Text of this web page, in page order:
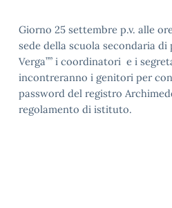
Giorno 25 settembre p.v. alle
sede della scuola secondaria di
Verga”” i coordinatori e i
incontreranno i genitori per
password del registro
regolamento di istituto.